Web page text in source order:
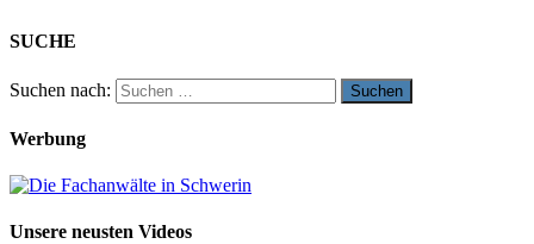
SUCHE
Suchen nach:
Werbung
Unsere neusten Videos